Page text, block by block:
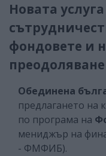
Новата
фондовете и
Обединена
предлагането на
по програма на
мениджър на
- ФМФИБ).